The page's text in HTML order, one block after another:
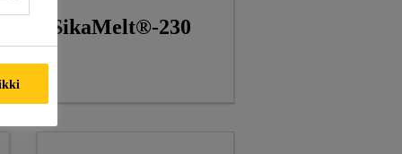
SikaMelt®-230